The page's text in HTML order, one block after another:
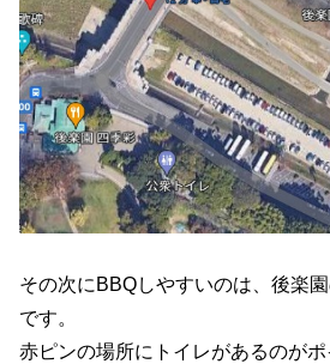
その次にBBQしやすいのは、後楽
です。
赤ピンの場所にトイレがあるのがポ